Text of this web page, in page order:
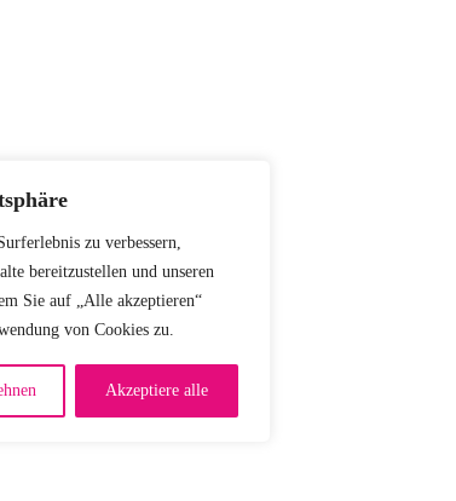
zu verbessern,
bereitzustellen und unseren
Sie auf „Alle akzeptieren“
von Cookies zu.
Akzeptiere alle